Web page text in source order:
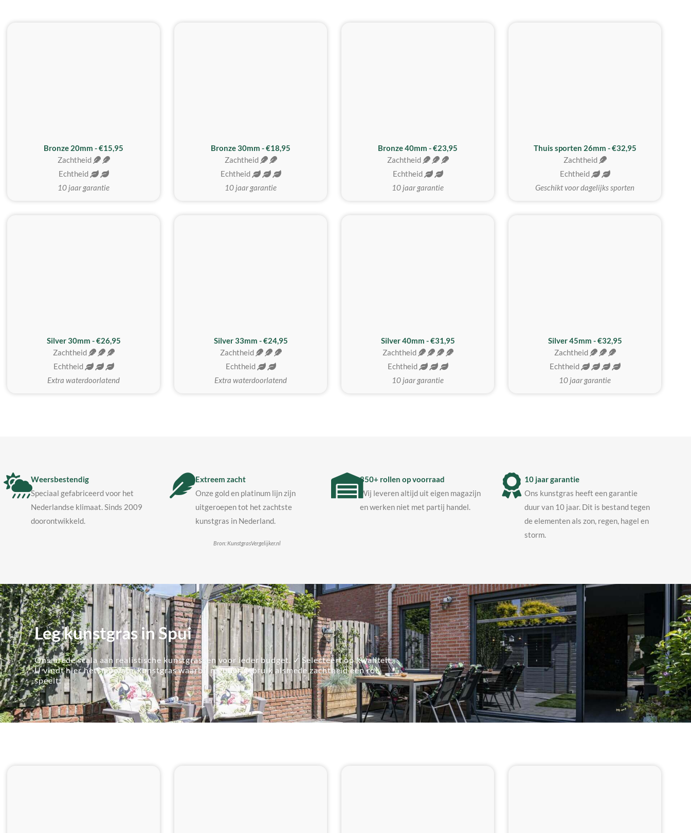
Bronze 20mm - €15,95
Zachtheid
Echtheid
10 jaar garantie
Bronze 30mm - €18,95
Zachtheid
Echtheid
10 jaar garantie
Bronze 40mm - €23,95
Zachtheid
Echtheid
10 jaar garantie
Thuis sporten 26mm - €32,95
Zachtheid
Echtheid
Geschikt voor dagelijks sporten
Silver 30mm - €26,95
Zachtheid
Echtheid
Extra waterdoorlatend
Silver 33mm - €24,95
Zachtheid
Echtheid
Extra waterdoorlatend
Silver 40mm - €31,95
Zachtheid
Echtheid
10 jaar garantie
MEEST GEKOZEN
Silver 45mm - €32,95
Zachtheid
Echtheid
10 jaar garantie
Weersbestendig
Speciaal gefabriceerd voor het
Nederlandse klimaat. Sinds 2009
doorontwikkeld.
Extreem zacht
Onze gold en platinum lijn zijn
uitgeroepen tot het zachtste
kunstgras in Nederland.
Bron: KunstgrasVergelijker.nl
850+ rollen op voorraad
Wij leveren altijd uit eigen magazijn
en werken niet met partij handel.
10 jaar garantie
Ons kunstgras heeft een garantie
duur van 10 jaar. Dit is bestand tegen
de elementen als zon, regen, hagel en
storm.
Leg kunstgras in Spui
Ons brede scala aan realistische kunstgrassen voor ieder budget. ✓ Selecteert op kwaliteit.
U vindt hier het 'mooiste' kunstgras waarbij regulier gebruik alsmede zachtheid een rol
speelt.